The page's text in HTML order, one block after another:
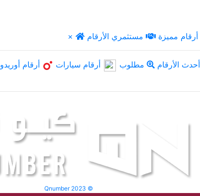
× أرقام مميزة مستثمري الأرقام
أحدث الأرقام مطلوب أرقام سيارات أرقام أوريدو
Qnumber 2023 ©